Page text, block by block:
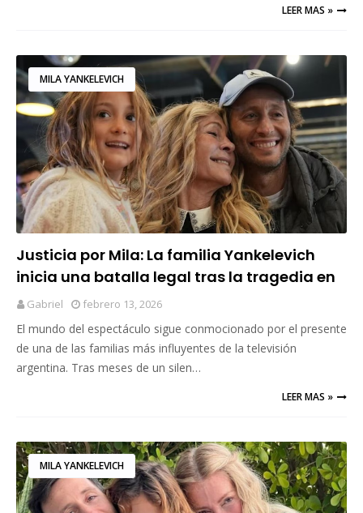
LEER MAS »
MILA YANKELEVICH
Justicia por Mila: La familia Yankelevich
inicia una batalla legal tras la tragedia en
Miami
Gabriel febrero 13, 2026
El mundo del espectáculo sigue conmocionado por el presente
de una de las familias más influyentes de la televisión
argentina. Tras meses de un silen…
LEER MAS »
MILA YANKELEVICH